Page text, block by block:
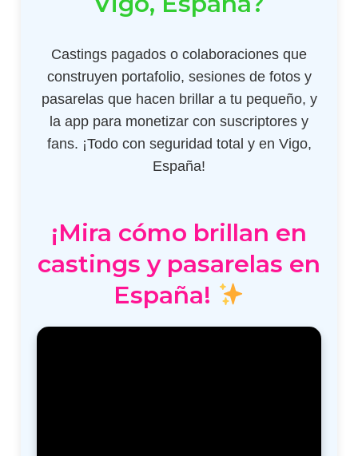
Castings pagados o colaboraciones que
construyen portafolio, sesiones de fotos y
pasarelas que hacen brillar a tu pequeño, y
la app para monetizar con suscriptores y
fans. ¡Todo con seguridad total y en Vigo,
España!
¡Mira cómo brillan en
castings y pasarelas en
España!